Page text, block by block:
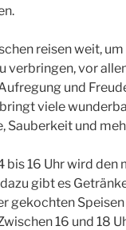
reisen weit,
verbringen, vor
und
viele
Sauberkeit und
bis 16 Uhr wird
gibt es
gekochten
16 und 18